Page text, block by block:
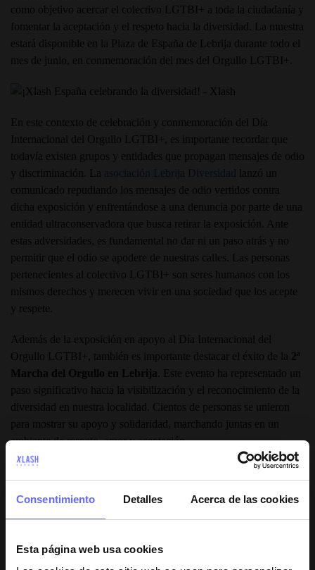
Consentimiento Detalles Acerca de las cookies
Esta página web usa cookies
como objetivo acercar el colectivo LGTBI+ a toda la ciudadanía y
fomentar la aceptación y el respeto hacia la diversidad. La muestra
estará disponible en la Plaza de España de Lebrija durante todo el
mes de junio, en conmemoración del mes del Orgullo LGTBI+.
En este contexto de celebración y conmemoración del Día
Internacional del Orgullo LGTBI+, es importante recordar que
todavía existen grupos y entidades que propagan mensajes de odio
y discriminación. La asociación Lebrija Diversidad lanzó un
comunicado repudiando los mensajes de odio vertidos contra
dicha exposición y enfrentándose a una denuncia por parte de una
entidad ultraconservadora que busca retirar la exposición. Ante
estas adversidades, es fundamental no dar ni un paso atrás y no
permitir que el odio se apodere de nuestras calles. Las personas
pertenecientes al colectivo LGTBI+ son seres humanos con los
mismos derechos y merecen vivir en una sociedad que los acepte
y respete.
Además de la exposición en apoyo al Día Internacional del
Orgullo LGTBI+, también es importante destacar el éxito de la 2ª
Marcha del Orgullo en Lebrija . Este evento ha representado un
paso significativo hacia la visibilización y el reconocimiento de la
diversidad en nuestra localidad. Cientos de personas se unieron
para mostrar su apoyo y solidaridad, marchando juntas en un
ambiente de respeto, amor y aceptación.
Durante la marcha, las calles de Lebrija se llenaron de color,
expresarse libremente y celebrar su diversidad, sintiéndose
respaldada por una sociedad que cada vez muestra una mayor
este evento demuestra que Lebrija es un lugar donde la diversidad